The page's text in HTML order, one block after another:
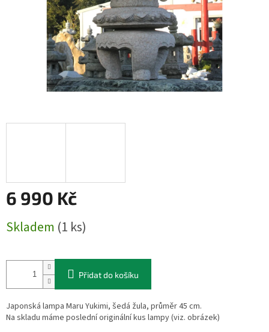
6 990 Kč
cena:
Skladem (1 ks)
Přidat do košíku
Japonská lampa Maru Yukimi, šedá žula, průměr 45 cm.
Na skladu máme poslední originální kus lampy (viz. obrázek)